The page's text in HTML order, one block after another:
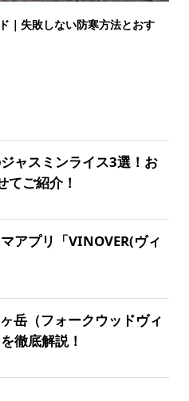
｜失敗しない防寒方法とおす
ャスミンライス3選！お
てご紹介！
アプリ「VINOVER(ヴィ
岳（フォークウッドヴィ
徹底解説！